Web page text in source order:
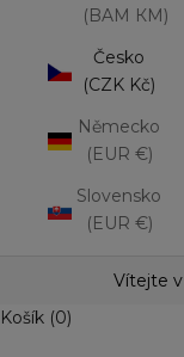
(BAM КМ)
Česko
(CZK Kč)
Německo
(EUR €)
Slovensko
(EUR €)
Vítejte
Košík (0)